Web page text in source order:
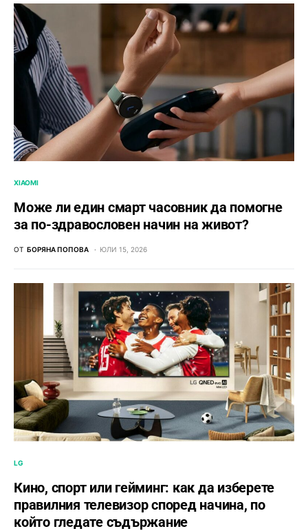
XIAOMI
Може ли един смарт часовник да помогне
за по-здравословен начин на живот?
ОТ БОРЯНА ПОПОВА ЮЛИ 15, 2026
LG
Кино, спорт или гейминг: как да изберете
правилния телевизор според начина, по
който гледате съдържание